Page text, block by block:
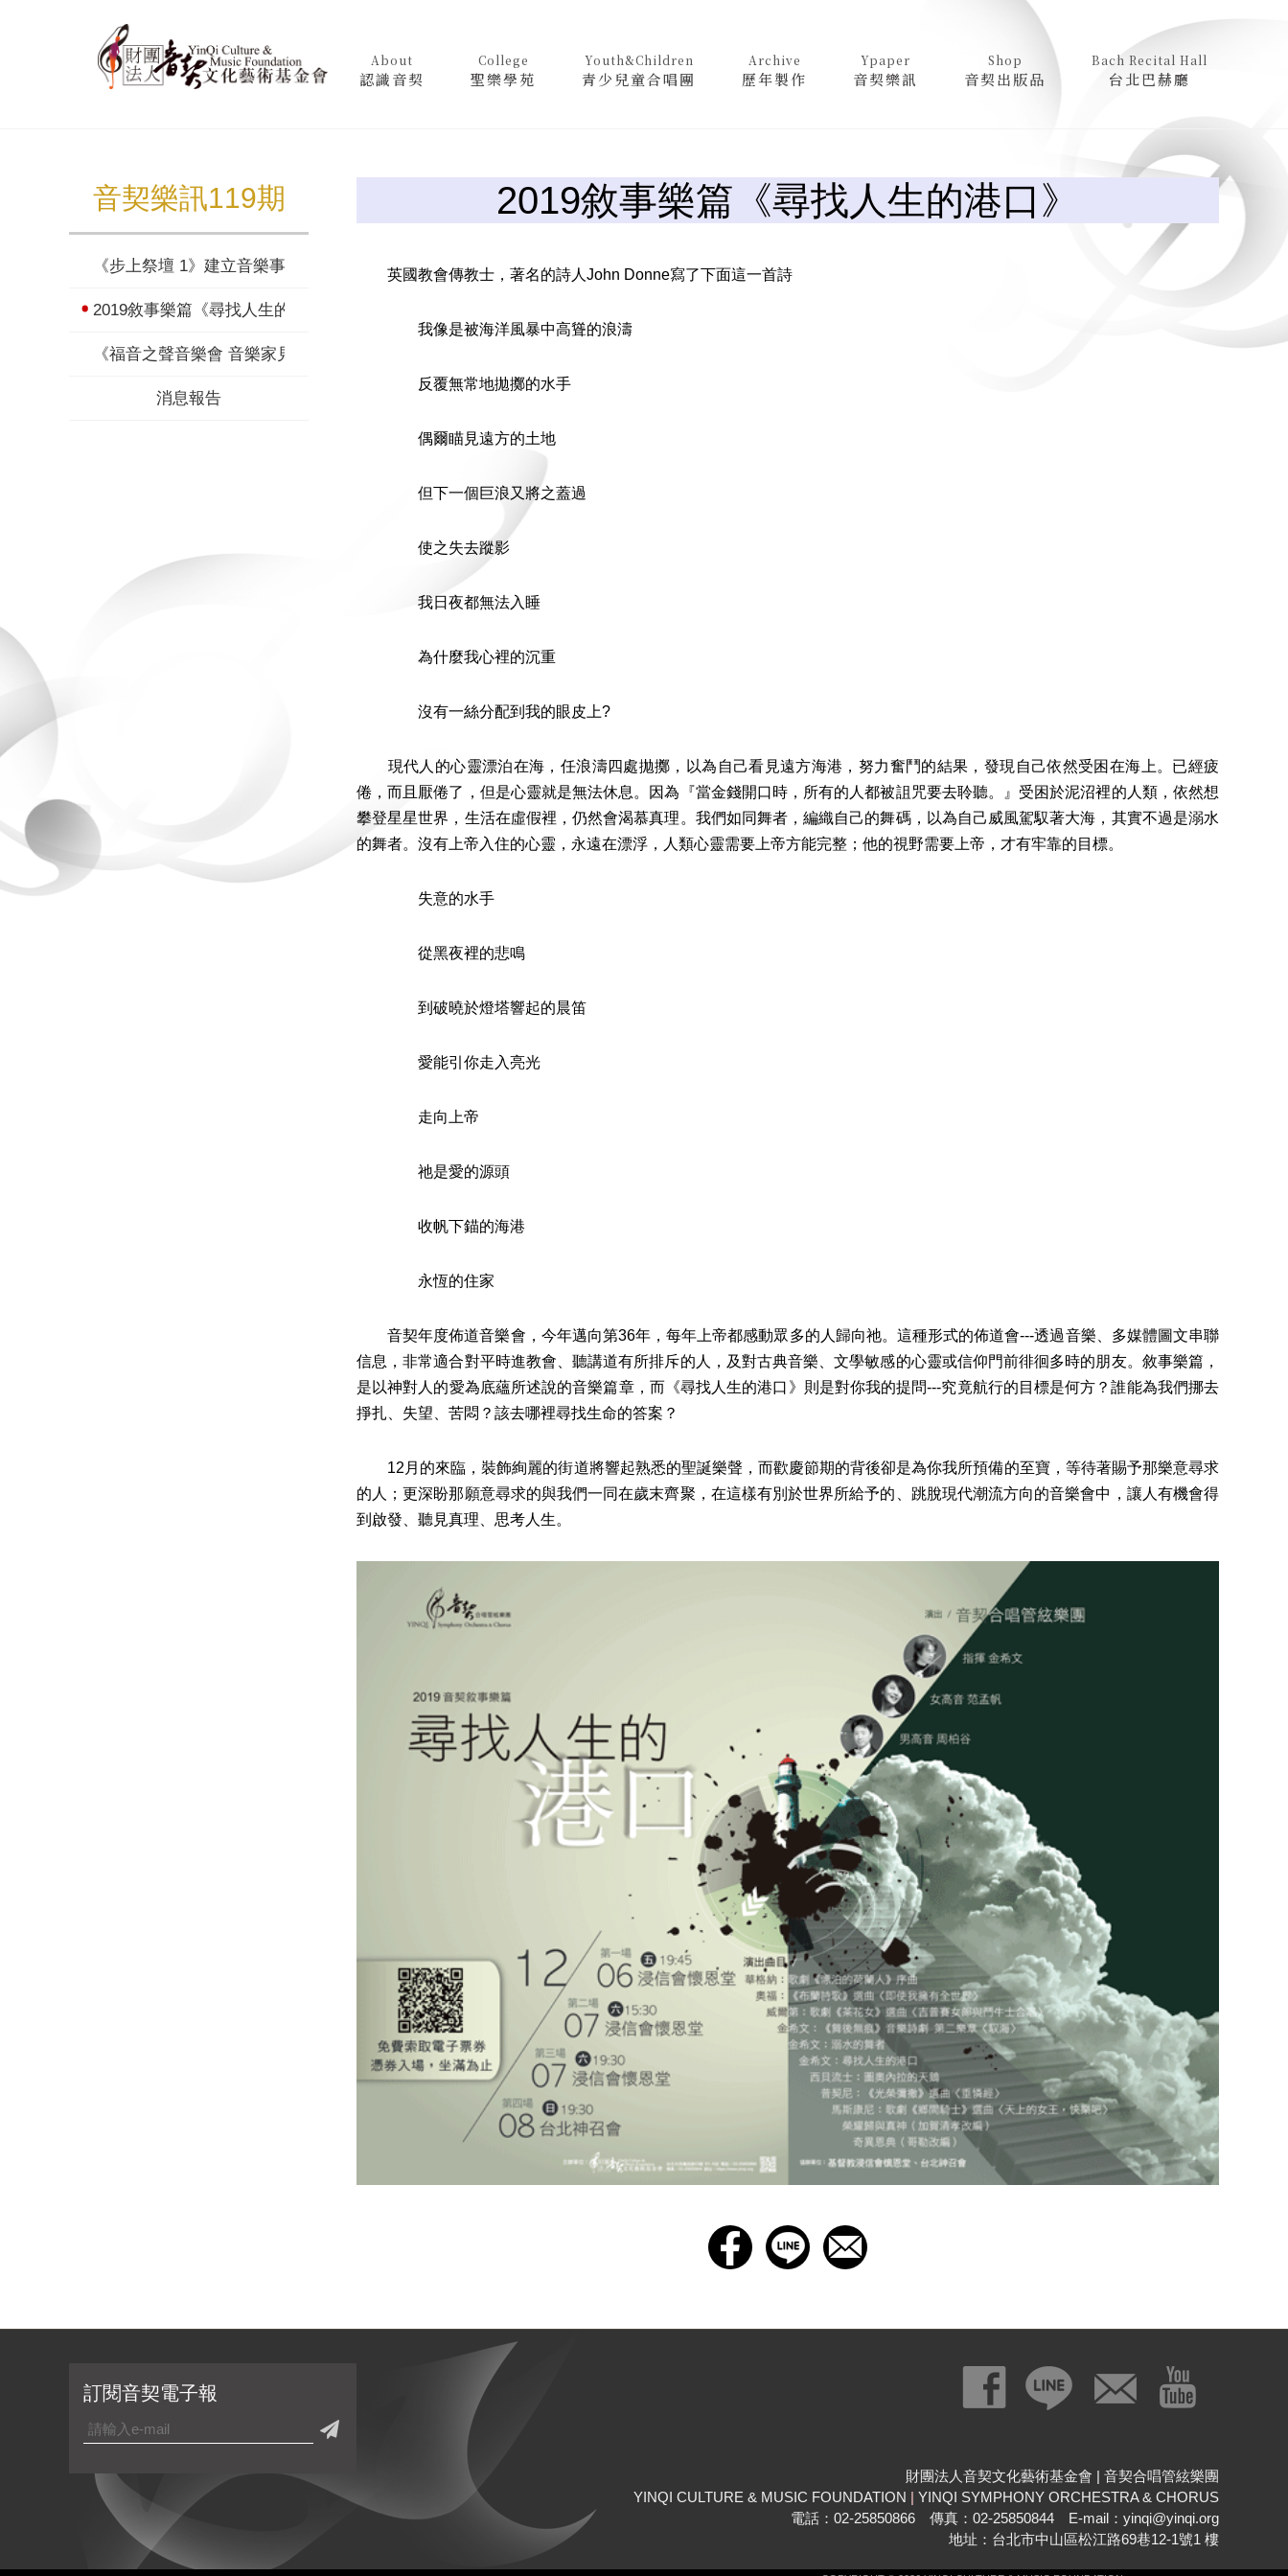
About
認識音契
College
聖樂學苑
Youth&Children
青少兒童合唱團
Archive
歷年製作
Ypaper
音契樂訊
Shop
音契出版品
Bach Recital Hall
台北巴赫廳
音契樂訊119期
《步上祭壇 1》建立音樂事奉者的靈命與心志
2019敘事樂篇《尋找人生的港口》
《福音之聲音樂會 音樂家見證》
消息報告
2019敘事樂篇《尋找人生的港口》
英國教會傳教士，著名的詩人John Donne寫了下面這一首詩
我像是被海洋風暴中高聳的浪濤
反覆無常地拋擲的水手
偶爾瞄見遠方的土地
但下一個巨浪又將之蓋過
使之失去蹤影
我日夜都無法入睡
為什麼我心裡的沉重
沒有一絲分配到我的眼皮上?
現代人的心靈漂泊在海，任浪濤四處拋擲，以為自己看見遠方海港，努力奮鬥的結果，發現自己依然受困在海上。已經疲
倦，而且厭倦了，但是心靈就是無法休息。因為『當金錢開口時，所有的人都被詛咒要去聆聽。』受困於泥沼裡的人類，依然想
攀登星星世界，生活在虛假裡，仍然會渴慕真理。我們如同舞者，編織自己的舞碼，以為自己威風駕馭著大海，其實不過是溺水
的舞者。沒有上帝入住的心靈，永遠在漂浮，人類心靈需要上帝方能完整；他的視野需要上帝，才有牢靠的目標。
失意的水手
從黑夜裡的悲鳴
到破曉於燈塔響起的晨笛
愛能引你走入亮光
走向上帝
祂是愛的源頭
收帆下錨的海港
永恆的住家
音契年度佈道音樂會，今年邁向第36年，每年上帝都感動眾多的人歸向祂。這種形式的佈道會---透過音樂、多媒體圖文串聯
信息，非常適合對平時進教會、聽講道有所排斥的人，及對古典音樂、文學敏感的心靈或信仰門前徘徊多時的朋友。敘事樂篇，
是以神對人的愛為底蘊所述說的音樂篇章，而《尋找人生的港口》則是對你我的提問---究竟航行的目標是何方？誰能為我們挪去
掙扎、失望、苦悶？該去哪裡尋找生命的答案？
12月的來臨，裝飾絢麗的街道將響起熟悉的聖誕樂聲，而歡慶節期的背後卻是為你我所預備的至寶，等待著賜予那樂意尋求
的人；更深盼那願意尋求的與我們一同在歲末齊聚，在這樣有別於世界所給予的、跳脫現代潮流方向的音樂會中，讓人有機會得
到啟發、聽見真理、思考人生。
財團法人音契文化藝術基金會 | 音契合唱管絃樂團
YINQI CULTURE & MUSIC FOUNDATION | YINQI SYMPHONY ORCHESTRA & CHORUS
電話：02-25850866 傳真：02-25850844 E-mail：yinqi@yinqi.org
地址：台北市中山區松江路69巷12-1號1 樓
訂閱音契電子報